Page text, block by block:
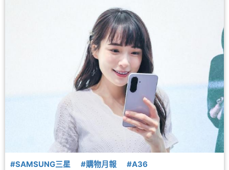
#SAMSUNG三星 #購物月報 #A36